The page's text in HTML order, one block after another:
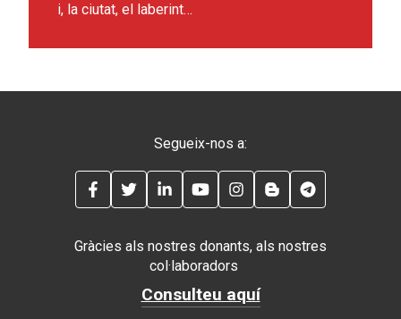
i, la ciutat, el laberint…
Segueix-nos a:
FACEBOOKTWITTERLINKEDINYOUTUBEINSTAGRAM
BLOG
Gràcies als nostres donants, als nostres
col·laboradors
Consulteu aquí